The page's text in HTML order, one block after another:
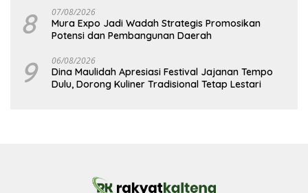
8 07/08/2026
Mura Expo Jadi Wadah Strategis Promosikan
Potensi dan Pembangunan Daerah
9 06/08/2026
Dina Maulidah Apresiasi Festival Jajanan Tempo
Dulu, Dorong Kuliner Tradisional Tetap Lestari